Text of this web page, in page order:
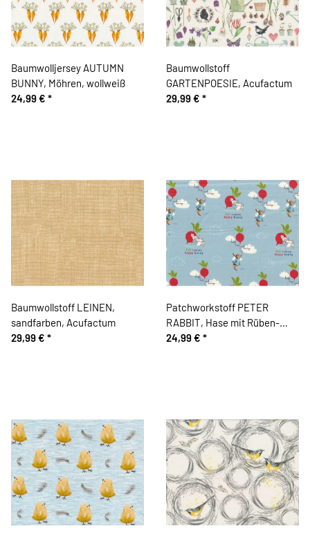
Baumwolljersey AUTUMN
BUNNY, Möhren, wollweiß
24,99 € *
Baumwollstoff
GARTENPOESIE, Acufactum
29,99 € *
Baumwollstoff LEINEN,
sandfarben, Acufactum
29,99 € *
Patchworkstoff PETER
RABBIT, Hase mit Rüben-
Ballon, hellblau, Beatrix Potter
24,99 € *